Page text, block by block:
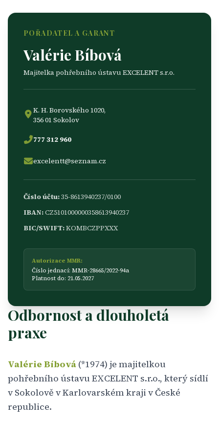
POŘADATEL A GARANT
Valérie Bíbová
Majitelka pohřebního ústavu EXCELENT s.r.o.
K. H. Borovského 1020,
356 01 Sokolov
777 312 960
excelentt@seznam.cz
Číslo účtu:35-8613940237/0100
IBAN:CZ5101000000358613940237
BIC/SWIFT:KOMBCZPPXXX
Autorizace MMR:
Číslo jednací: MMR-28665/2022-94a
Platnost do: 21.05.2027
Odbornost a dlouholetá
praxe
Valérie Bíbová (*1974) je majitelkou
pohřebního ústavu EXCELENT s.r.o., který sídlí
v Sokolově v Karlovarském kraji v České
republice.